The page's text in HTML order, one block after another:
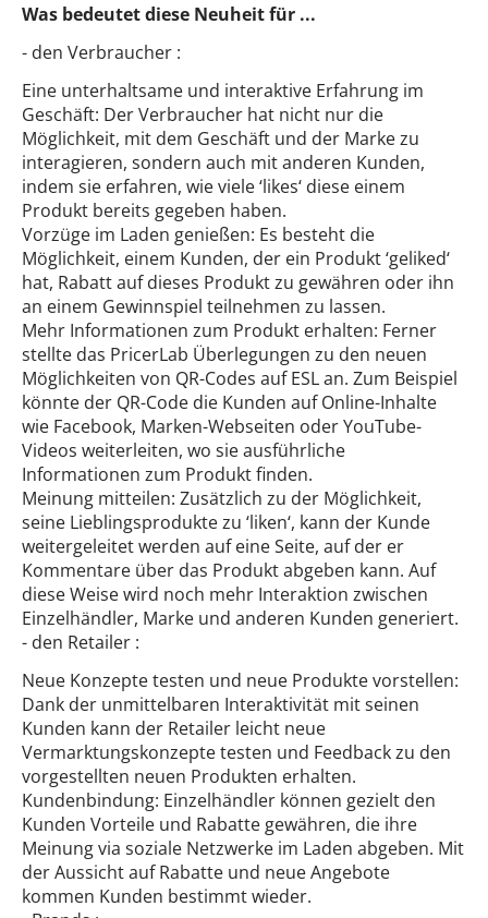
Was bedeutet diese Neuheit für ...
- den Verbraucher :
Eine unterhaltsame und interaktive Erfahrung im
Geschäft: Der Verbraucher hat nicht nur die
Möglichkeit, mit dem Geschäft und der Marke zu
interagieren, sondern auch mit anderen Kunden,
indem sie erfahren, wie viele ‘likes‘ diese einem
Produkt bereits gegeben haben.
Vorzüge im Laden genießen: Es besteht die
Möglichkeit, einem Kunden, der ein Produkt ‘geliked‘
hat, Rabatt auf dieses Produkt zu gewähren oder ihn
an einem Gewinnspiel teilnehmen zu lassen.
Mehr Informationen zum Produkt erhalten: Ferner
stellte das PricerLab Überlegungen zu den neuen
Möglichkeiten von QR-Codes auf ESL an. Zum Beispiel
könnte der QR-Code die Kunden auf Online-Inhalte
wie Facebook, Marken-Webseiten oder YouTube-
Videos weiterleiten, wo sie ausführliche
Informationen zum Produkt finden.
Meinung mitteilen: Zusätzlich zu der Möglichkeit,
seine Lieblingsprodukte zu ‘liken‘, kann der Kunde
weitergeleitet werden auf eine Seite, auf der er
Kommentare über das Produkt abgeben kann. Auf
diese Weise wird noch mehr Interaktion zwischen
Einzelhändler, Marke und anderen Kunden generiert.
- den Retailer :
Neue Konzepte testen und neue Produkte vorstellen:
Dank der unmittelbaren Interaktivität mit seinen
Kunden kann der Retailer leicht neue
Vermarktungskonzepte testen und Feedback zu den
vorgestellten neuen Produkten erhalten.
Kundenbindung: Einzelhändler können gezielt den
Kunden Vorteile und Rabatte gewähren, die ihre
Meinung via soziale Netzwerke im Laden abgeben. Mit
der Aussicht auf Rabatte und neue Angebote
kommen Kunden bestimmt wieder.